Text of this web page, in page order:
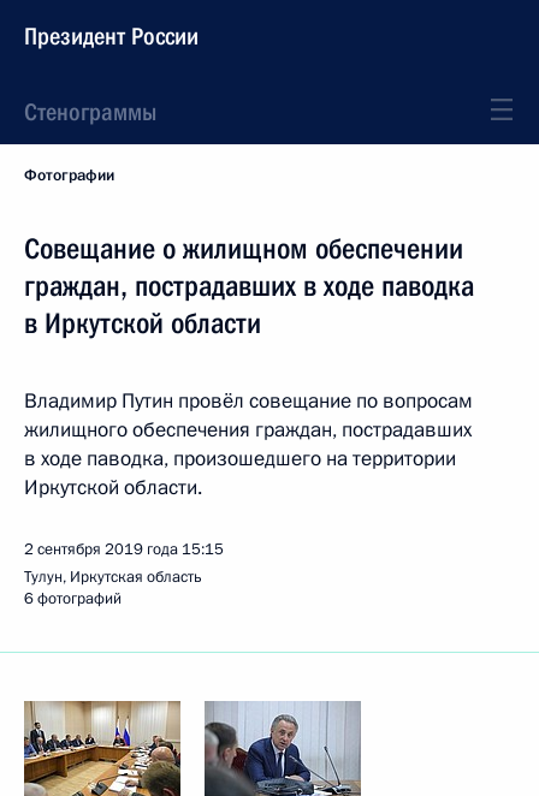
Президент России
Стенограммы
Фотографии
Совещание о жилищном обеспечении
граждан, пострадавших в ходе паводка
в Иркутской области
Владимир Путин провёл совещание по вопросам
жилищного обеспечения граждан, пострадавших
в ходе паводка, произошедшего на территории
Иркутской области.
2 сентября 2019 года 15:15
Тулун, Иркутская область
6 фотографий